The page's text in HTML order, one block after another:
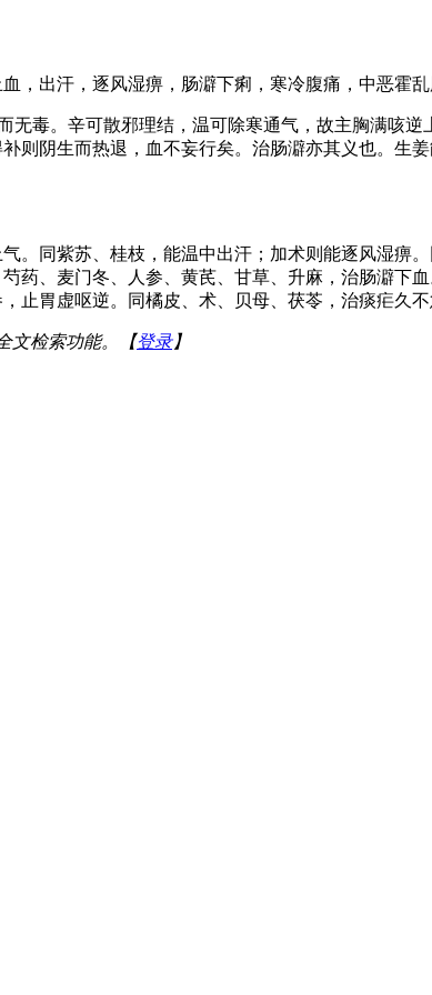
，出汗，逐风湿痹，肠澼下痢，寒冷腹痛，中恶霍
毒。辛可散邪理结，温可除寒通气，故主胸满咳
则阴生而热退，血不妄行矣。治肠澼亦其义也。生
。同紫苏、桂枝，能温中出汗；加术则能逐风湿痹
药、麦门冬、人参、黄芪、甘草、升麻，治肠澼下
止胃虚呕逆。同橘皮、术、贝母、茯苓，治痰疟
文检索功能。【登录】